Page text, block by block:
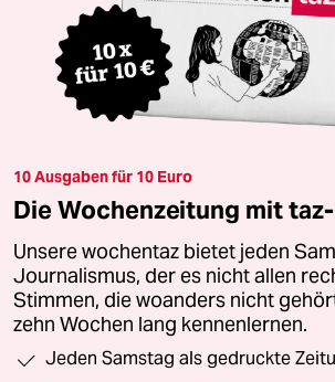
10 Ausgaben für 10 Euro
Die Wochenzeitung mit
Unsere wochentaz bietet jeden
Journalismus, der es nicht allen
Stimmen, die woanders nicht
zehn Wochen lang kennenlernen.
Jeden Samstag als gedruckte